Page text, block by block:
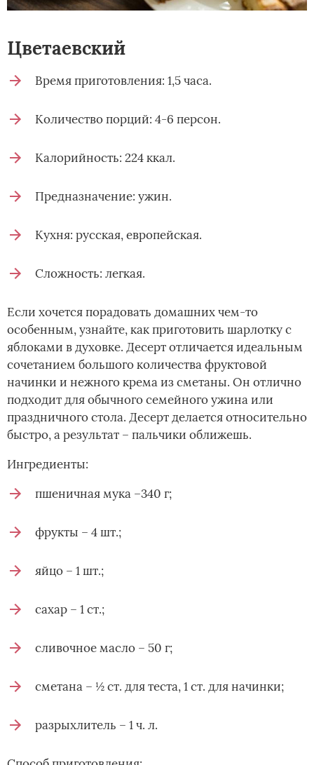
Цветаевский
Время приготовления: 1,5 часа.
Количество порций: 4-6 персон.
Калорийность: 224 ккал.
Предназначение: ужин.
Кухня: русская, европейская.
Сложность: легкая.
Если хочется порадовать домашних чем-то
особенным, узнайте, как приготовить шарлотку с
яблоками в духовке. Десерт отличается идеальным
сочетанием большого количества фруктовой
начинки и нежного крема из сметаны. Он отлично
подходит для обычного семейного ужина или
праздничного стола. Десерт делается относительно
быстро, а результат – пальчики оближешь.
Ингредиенты:
пшеничная мука –340 г;
фрукты – 4 шт.;
яйцо – 1 шт.;
сахар – 1 ст.;
сливочное масло – 50 г;
сметана – ½ ст. для теста, 1 ст. для начинки;
разрыхлитель – 1 ч. л.